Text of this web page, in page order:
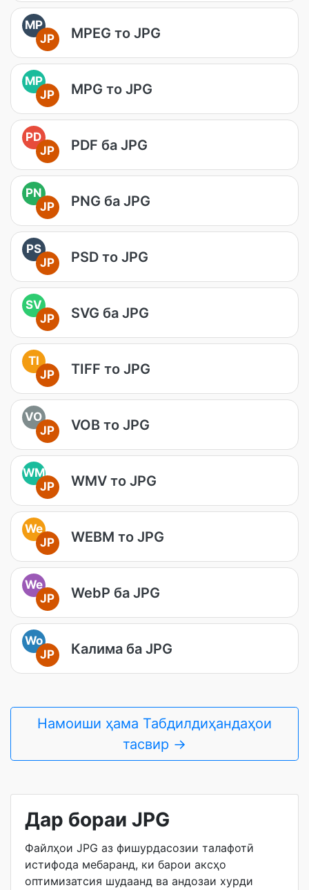
MP
JP
MPEG то JPG
MP
JP
MPG то JPG
PD
JP
PDF ба JPG
PN
JP
PNG ба JPG
PS
JP
PSD то JPG
SV
JP
SVG ба JPG
TI
JP
TIFF то JPG
VO
JP
VOB то JPG
WM
JP
WMV то JPG
We
JP
WEBM то JPG
We
JP
WebP ба JPG
Wo
JP
Калима ба JPG
Намоиши ҳама Табдилдиҳандаҳои
тасвир →
Дар бораи JPG
Файлҳои JPG аз фишурдасозии талафотӣ
истифода мебаранд, ки барои аксҳо
оптимизатсия шудаанд ва андозаи хурди